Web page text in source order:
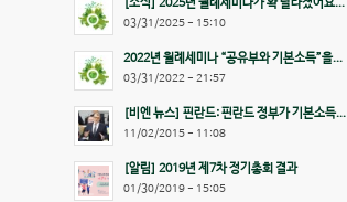
[소식] 2025년 월례세미나가 확 달라졌어요...
03/31/2025 - 15:10
2022년 월례세미나 “공유부와 기본소득”을...
03/31/2022 - 21:57
[비엔 뉴스] 핀란드: 핀란드 정부가 기본소득...
11/02/2015 - 11:08
[알림] 2019년 제7차 정기총회 결과
01/30/2019 - 15:05